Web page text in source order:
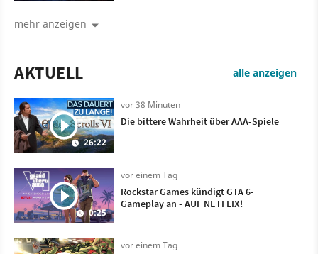
mehr anzeigen
AKTUELL alle anzeigen
26:22
vor 38 Minuten
Die bittere Wahrheit über AAA-Spiele
0:25
vor einem Tag
Rockstar Games kündigt GTA 6-
Gameplay an - AUF NETFLIX!
vor einem Tag